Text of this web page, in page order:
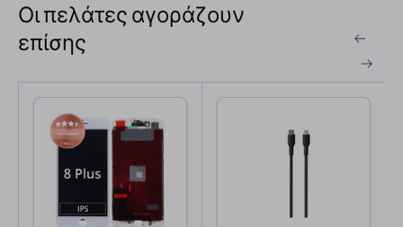
Οι πελάτες αγοράζουν
επίσης